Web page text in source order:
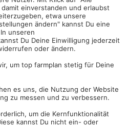
dem Laufenden!
und hilfreiche Anleitungen!
dich kostenlos!